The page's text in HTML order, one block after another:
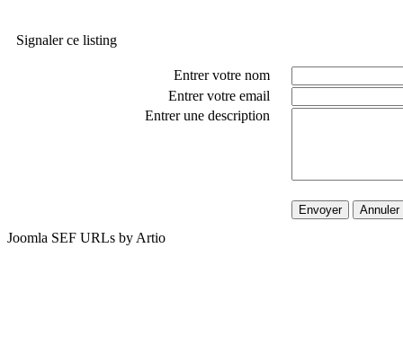
Signaler ce listing
Entrer votre nom
Entrer votre email
Entrer une description
Envoyer Annuler
Joomla SEF URLs by Artio